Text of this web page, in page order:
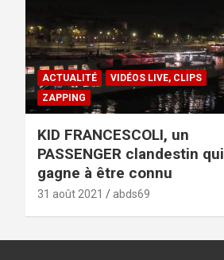
ACTUALITÉ
VIDÉOS LIVE, CLIPS
ZAPPING
KID FRANCESCOLI, un
PASSENGER clandestin qui
gagne à être connu
31 août 2021 abds69